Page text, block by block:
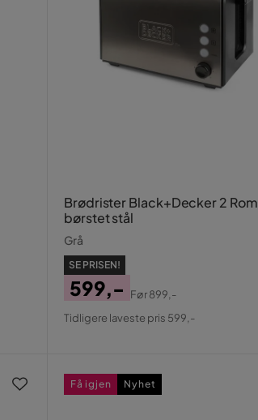
Brødrister Black+Decker 2 Rom
børstet stål
Grå
SE PRISEN!
Pris
599,-
Original
Før899,-
Tidligere laveste pris 599,-
Få igjen Nyhet